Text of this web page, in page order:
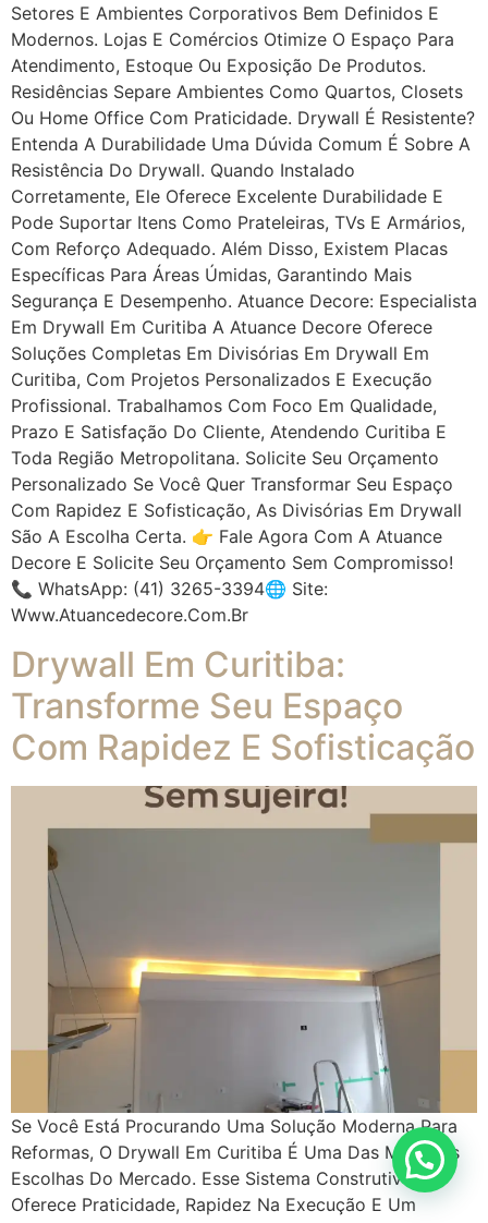
Setores E Ambientes Corporativos Bem Definidos E
Modernos. Lojas E Comércios Otimize O Espaço Para
Atendimento, Estoque Ou Exposição De Produtos.
Residências Separe Ambientes Como Quartos, Closets
Ou Home Office Com Praticidade. Drywall É Resistente?
Entenda A Durabilidade Uma Dúvida Comum É Sobre A
Resistência Do Drywall. Quando Instalado
Corretamente, Ele Oferece Excelente Durabilidade E
Pode Suportar Itens Como Prateleiras, TVs E Armários,
Com Reforço Adequado. Além Disso, Existem Placas
Específicas Para Áreas Úmidas, Garantindo Mais
Segurança E Desempenho. Atuance Decore: Especialista
Em Drywall Em Curitiba A Atuance Decore Oferece
Soluções Completas Em Divisórias Em Drywall Em
Curitiba, Com Projetos Personalizados E Execução
Profissional. Trabalhamos Com Foco Em Qualidade,
Prazo E Satisfação Do Cliente, Atendendo Curitiba E
Toda Região Metropolitana. Solicite Seu Orçamento
Personalizado Se Você Quer Transformar Seu Espaço
Com Rapidez E Sofisticação, As Divisórias Em Drywall
São A Escolha Certa. 👉 Fale Agora Com A Atuance
Decore E Solicite Seu Orçamento Sem Compromisso!
📞 WhatsApp: (41) 3265-3394🌐 Site:
Www.atuancedecore.com.br
Drywall Em Curitiba:
Transforme Seu Espaço
Com Rapidez E Sofisticação
Se Você Está Procurando Uma Solução Moderna Para
Reformas, O Drywall Em Curitiba É Uma Das Melhores
Escolhas Do Mercado. Esse Sistema Construtivo
Oferece Praticidade, Rapidez Na Execução E Um